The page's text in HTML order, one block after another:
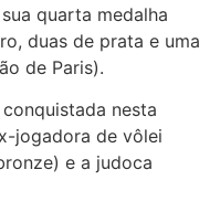
quarta medalha
duas de prata e uma
de Paris).
nesta
jogadora de vôlei
e a judoca